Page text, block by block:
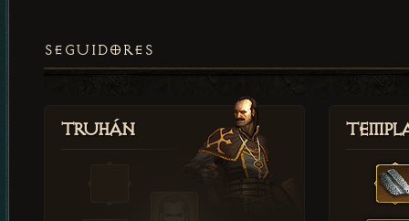
SEGUIDORES
Truhán